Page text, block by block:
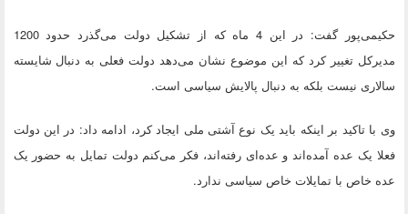
حکیمی‌پور گفت: در این 4 ماه که از تشکیل دولت می‌گذرد حدود 1200
مدیرکل تغییر کرد که این موضوع نشان می‌دهد دولت فعلی به دنبال شایسته
سالاری نیست بلکه به دنبال پالایش سیاسی است.
وی با تاکید بر اینکه باید یک نوع آشتی ملی ایجاد کرد، ادامه داد: در این دولت
فعلا یک عده آمده‌اند و عده‌ای رفته‌اند، فکر می‌کنم دولت تمایل به حضور یک
عده خاص با تمایلات خاص سیاسی ندارد.